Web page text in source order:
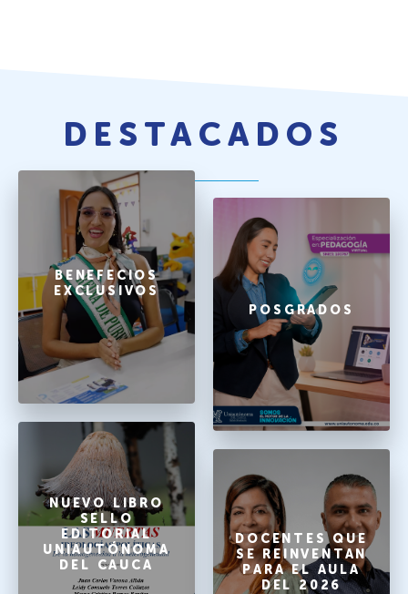
DESTACADOS
BENEFECIOS
EXCLUSIVOS
POSGRADOS
NUEVO LIBRO
SELLO
EDITORIAL
UNIAUTÓNOMA
DEL CAUCA
DOCENTES QUE
SE REINVENTAN
PARA EL AULA
DEL 2026